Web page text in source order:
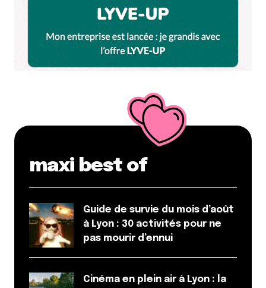
maxi best of
Guide de survie du mois d’août
à Lyon : 30 activités pour ne
pas mourir d’ennui
Cinéma en plein air à Lyon : la